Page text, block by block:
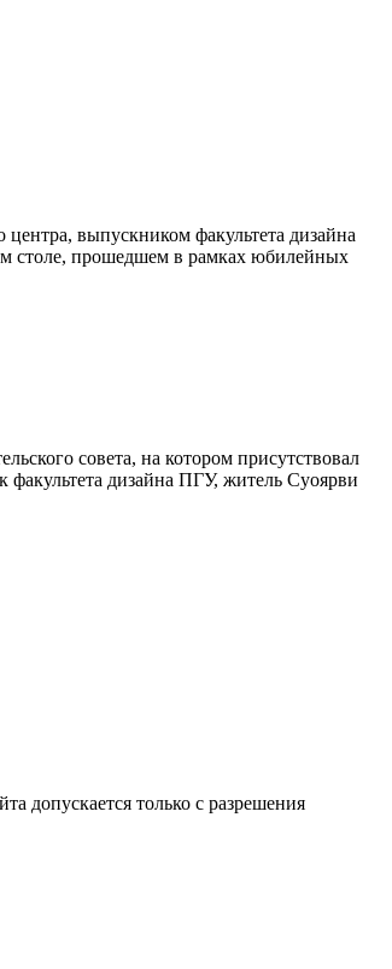
выпускником факультета дизайна
столе, прошедшем в рамках юбилейных
совета, на котором присутствовал
дизайна ПГУ, житель Суоярви
допускается только с разрешения